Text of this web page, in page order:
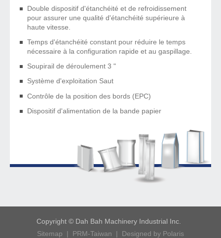
Double dispositif d'étanchéité et de refroidissement
pour assurer une qualité d'étanchéité supérieure à
haute vitesse.
Temps d'étanchéité constant pour réduire le temps
nécessaire à la configuration rapide et au gaspillage.
Soupirail de déroulement 3 "
Système d'exploitation Saut
Contrôle de la position des bords (EPC)
Dispositif d'alimentation de la bande papier
Copyright © Dah Bah Machinery Industrial Inc.
Sitemap | PRM-Taiwan | Designed by Polaris